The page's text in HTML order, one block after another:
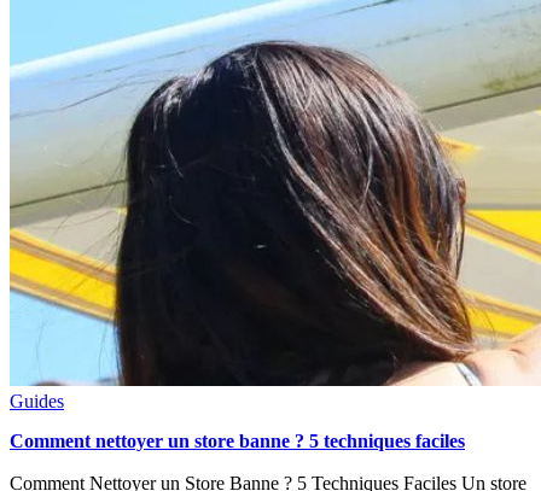
Guides
Comment nettoyer un store banne ? 5 techniques faciles
Comment Nettoyer un Store Banne ? 5 Techniques Faciles Un store